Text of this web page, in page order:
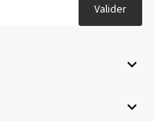
Valider

